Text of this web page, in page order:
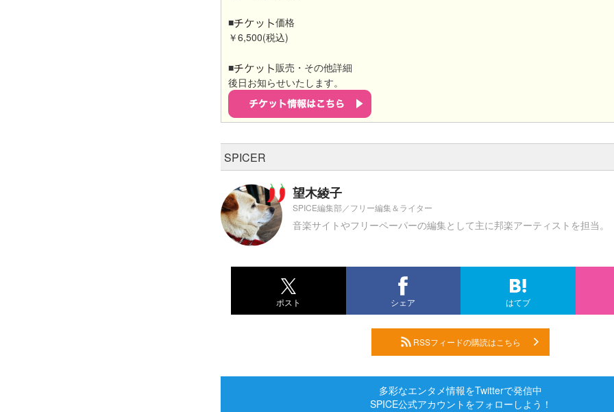
■
価格
￥6,500(税込)
■
販売・その他詳細
後日お知らせいたします。
SPICER
望木綾子
SPICE編集部／フリー編集＆ライター
音楽サイトやフリーペーパーの編集として主に邦楽アーティストを担当。
ポスト シェア はてブ
RSSフィードの購読はこちら
多彩なエンタメ情報をTwitterで発信中
SPICE公式アカウントをフォローしよう！